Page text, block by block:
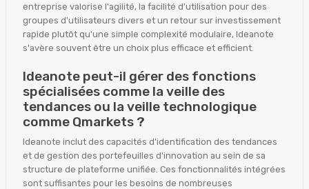
entreprise valorise l'agilité, la facilité d'utilisation pour des
groupes d'utilisateurs divers et un retour sur investissement
rapide plutôt qu'une simple complexité modulaire, Ideanote
s'avère souvent être un choix plus efficace et efficient.
Ideanote peut-il gérer des fonctions
spécialisées comme la veille des
tendances ou la veille technologique
comme Qmarkets ?
Ideanote inclut des capacités d'identification des tendances
et de gestion des portefeuilles d'innovation au sein de sa
structure de plateforme unifiée. Ces fonctionnalités intégrées
sont suffisantes pour les besoins de nombreuses